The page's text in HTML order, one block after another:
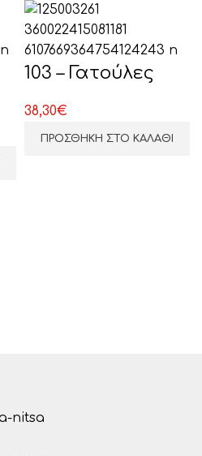
103 – Γατούλες
38,30€
ΠΡΟΣΘΉΚΗ ΣΤΟ ΚΑΛΆΘΙ